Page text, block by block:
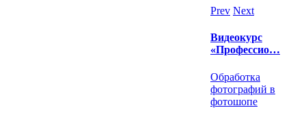
Prev Next
Видеокурс
«Профессио…
Обработка
фотографий в
фотошопе